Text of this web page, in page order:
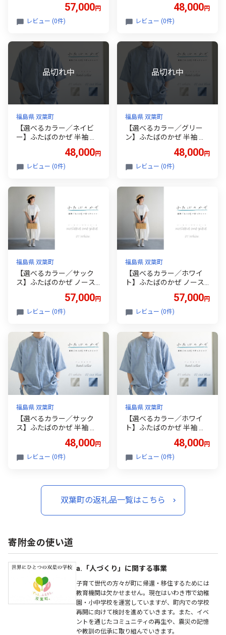
ース フリーサイズ 福島県
双葉町
57,000円
レビュー (0件)
ィース フリーサイズ サス
テナブル 福島県 双葉町
48,000円
レビュー (0件)
福島県 双葉町
【選べるカラー／ネイビ
ー】ふたばのかぜ 半袖 シ
48,000円
レビュー (0件)
福島県 双葉町
【選べるカラー／グリー
ン】ふたばのかぜ 半袖 シ
48,000円
レビュー (0件)
福島県 双葉町
【選べるカラー／サック
ス】ふたばのかぜ ノース
ース フリーサイズ 福島県
双葉町
57,000円
レビュー (0件)
福島県 双葉町
【選べるカラー／ホワイ
ト】ふたばのかぜ ノース
ース フリーサイズ 福島県
双葉町
57,000円
レビュー (0件)
福島県 双葉町
【選べるカラー／サック
ス】ふたばのかぜ 半袖 シ
48,000円
レビュー (0件)
福島県 双葉町
【選べるカラー／ホワイ
ト】ふたばのかぜ 半袖 シ
48,000円
レビュー (0件)
双葉町の返礼品一覧はこちら
寄附金の使い道
a.「人づくり」に関する事業
子育て世代の方々が町に帰還・移住するためには
教育機関は欠かせません。現在はいわき市で幼稚
園・小中学校を運営していますが、町内での学校
再開に向けて検討を進めていきます。また、イベ
ントを通じたコミュニティの再生や、震災の記憶
や教訓の伝承に取り組んでいきます。